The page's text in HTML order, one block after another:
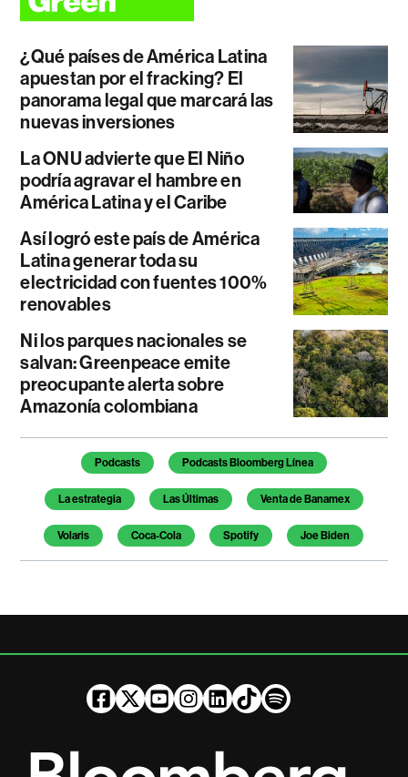
¿Qué países de América Latina
apuestan por el fracking? El
panorama legal que marcará las
nuevas inversiones
La ONU advierte que El Niño
podría agravar el hambre en
América Latina y el Caribe
Así logró este país de América
Latina generar toda su
electricidad con fuentes 100%
renovables
Ni los parques nacionales se
salvan: Greenpeace emite
preocupante alerta sobre
Amazonía colombiana
Temas de este artículo
Podcasts Podcasts Bloomberg Línea
La estrategia Las Últimas Venta de Banamex
Volaris Coca-Cola Spotify Joe Biden